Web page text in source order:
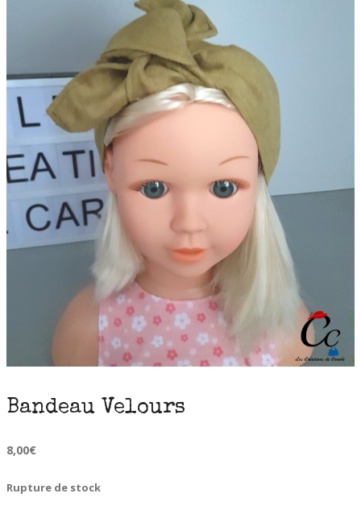
Bandeau Velours
8,00€
Rupture de stock